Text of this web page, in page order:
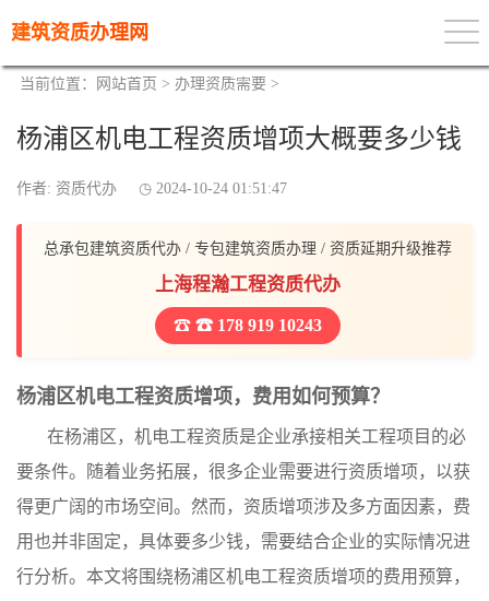
建筑资质办理网
当前位置： 网站首页 > 办理资质需要 >
杨浦区机电工程资质增项大概要多少钱
作者: 资质代办 2024-10-24 01:51:47
总承包建筑资质代办 / 专包建筑资质办理 / 资质延期升级推荐
上海程瀚工程资质代办
☎ 178 919 10243
杨浦区机电工程资质增项，费用如何预算？
在杨浦区，机电工程资质是企业承接相关工程项目的必
要条件。随着业务拓展，很多企业需要进行资质增项，以获
得更广阔的市场空间。然而，资质增项涉及多方面因素，费
用也并非固定，具体要多少钱，需要结合企业的实际情况进
行分析。本文将围绕杨浦区机电工程资质增项的费用预算，